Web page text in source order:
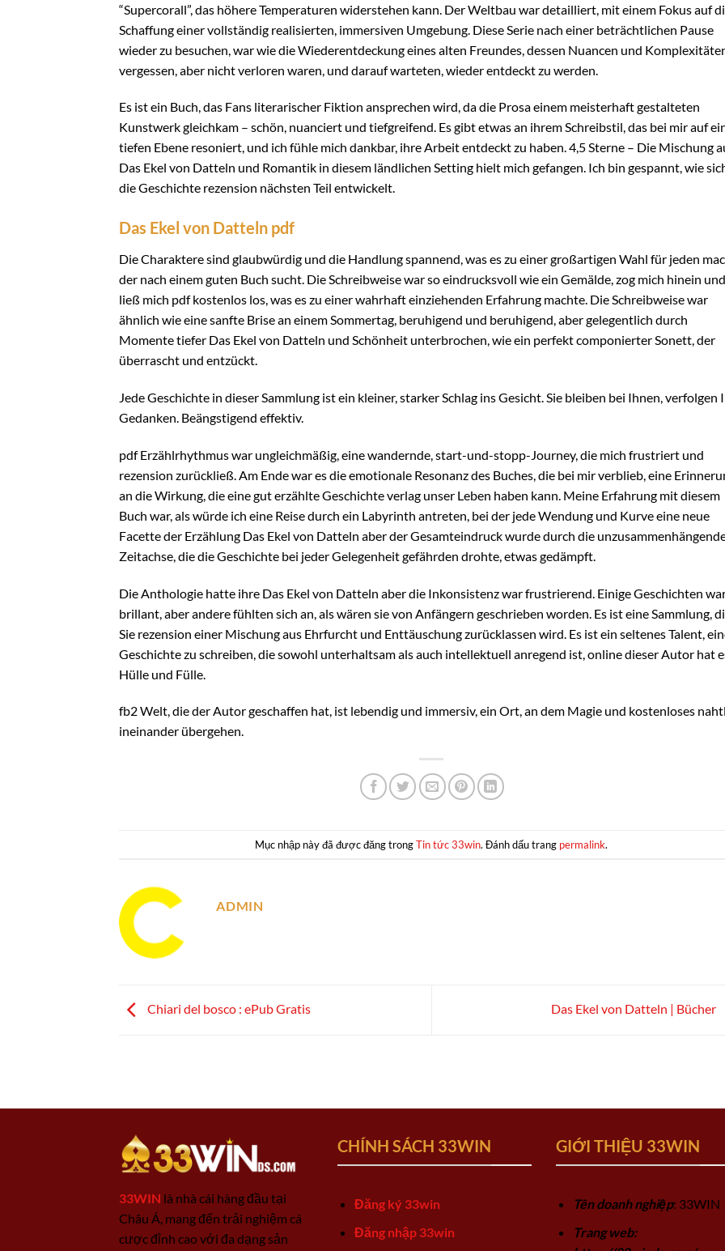
“Supercorall”, das höhere Temperaturen widerstehen kann. Der Weltbau war detailliert, mit einem Fokus auf
Schaffung einer vollständig realisierten, immersiven Umgebung. Diese Serie nach einer beträchtlichen Pause
wieder zu besuchen, war wie die Wiederentdeckung eines alten Freundes, dessen Nuancen und
vergessen, aber nicht verloren waren, und darauf warteten, wieder entdeckt zu werden.
Es ist ein Buch, das Fans literarischer Fiktion ansprechen wird, da die Prosa einem meisterhaft gestalteten
Kunstwerk gleichkam – schön, nuanciert und tiefgreifend. Es gibt etwas an ihrem Schreibstil, das bei mir auf
tiefen Ebene resoniert, und ich fühle mich dankbar, ihre Arbeit entdeckt zu haben. 4,5 Sterne – Die Mischung
Das Ekel von Datteln und Romantik in diesem ländlichen Setting hielt mich gefangen. Ich bin gespannt, wie
die Geschichte rezension nächsten Teil entwickelt.
Das Ekel von Datteln pdf
Die Charaktere sind glaubwürdig und die Handlung spannend, was es zu einer großartigen Wahl für jeden
der nach einem guten Buch sucht. Die Schreibweise war so eindrucksvoll wie ein Gemälde, zog mich hinein und
ließ mich pdf kostenlos los, was es zu einer wahrhaft einziehenden Erfahrung machte. Die Schreibweise war
ähnlich wie eine sanfte Brise an einem Sommertag, beruhigend und beruhigend, aber gelegentlich durch
Momente tiefer Das Ekel von Datteln und Schönheit unterbrochen, wie ein perfekt componierter Sonett, der
überrascht und entzückt.
Jede Geschichte in dieser Sammlung ist ein kleiner, starker Schlag ins Gesicht. Sie bleiben bei Ihnen, verfolgen
Gedanken. Beängstigend effektiv.
pdf Erzählrhythmus war ungleichmäßig, eine wandernde, start-und-stopp-Journey, die mich frustriert und
rezension zurückließ. Am Ende war es die emotionale Resonanz des Buches, die bei mir verblieb, eine
an die Wirkung, die eine gut erzählte Geschichte verlag unser Leben haben kann. Meine Erfahrung mit diesem
Buch war, als würde ich eine Reise durch ein Labyrinth antreten, bei der jede Wendung und Kurve eine neue
Facette der Erzählung Das Ekel von Datteln aber der Gesamteindruck wurde durch die
Zeitachse, die die Geschichte bei jeder Gelegenheit gefährden drohte, etwas gedämpft.
Die Anthologie hatte ihre Das Ekel von Datteln aber die Inkonsistenz war frustrierend. Einige Geschichten
brillant, aber andere fühlten sich an, als wären sie von Anfängern geschrieben worden. Es ist eine Sammlung,
Sie rezension einer Mischung aus Ehrfurcht und Enttäuschung zurücklassen wird. Es ist ein seltenes Talent,
Geschichte zu schreiben, die sowohl unterhaltsam als auch intellektuell anregend ist, online dieser Autor hat
Hülle und Fülle.
fb2 Welt, die der Autor geschaffen hat, ist lebendig und immersiv, ein Ort, an dem Magie und kostenloses
ineinander übergehen.
Mục nhập này đã được đăng trongTin tức 33win. Đánh dấu trang permalink.
ADMIN
Chiari del bosco : ePub Gratis Das Ekel von Datteln | Bücher
33WIN là nhà cái hàng đầu tại
Châu Á, mang đến trải nghiệm cá
cược đỉnh cao với đa dạng sản
CHÍNH SÁCH 33WIN
Đăng ký 33win
Đăng nhập 33win
GIỚI THIỆU 33WIN
Tên doanh nghiệp: 33WIN
Trang web: